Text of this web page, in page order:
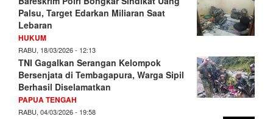
Palsu, Target Edarkan Miliaran Saat
Lebaran
HUKUM
RABU, 18/03/2026 - 12:13
TNI Gagalkan Serangan Kelompok
Bersenjata di Tembagapura, Warga Sipil
Berhasil Diselamatkan
PAPUA TENGAH
RABU, 04/03/2026 - 19:58